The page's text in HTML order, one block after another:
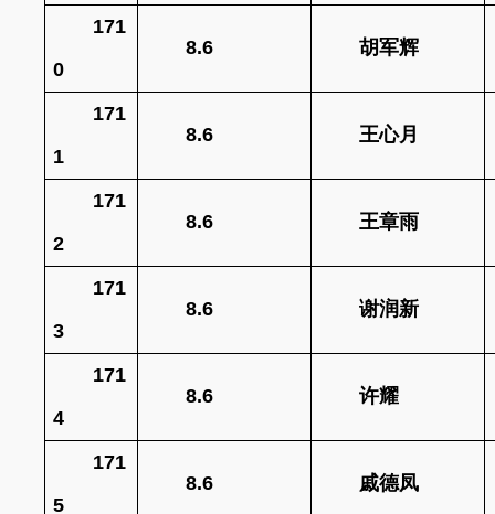
171
0
8.6 胡军辉
171
1
8.6 王心月
171
2
8.6 王章雨
171
3
8.6 谢润新
171
4
8.6 许耀
171
5
8.6 戚德凤